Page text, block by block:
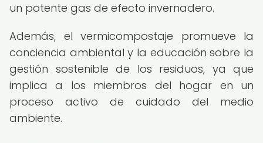
un potente gas de efecto invernadero.
Además, el vermicompostaje promueve la
conciencia ambiental y la educación sobre la
gestión sostenible de los residuos, ya que
implica a los miembros del hogar en un
proceso activo de cuidado del medio
ambiente.